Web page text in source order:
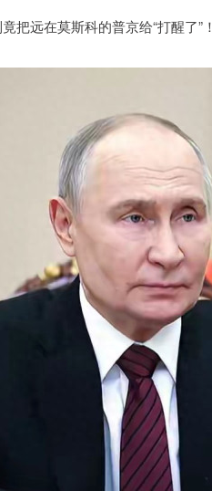
把远在莫斯科的普京给“打醒了”！